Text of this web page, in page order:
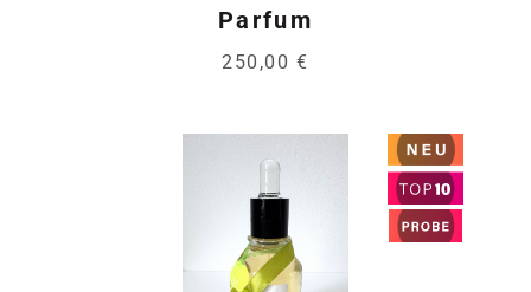
Parfum
250,00 €